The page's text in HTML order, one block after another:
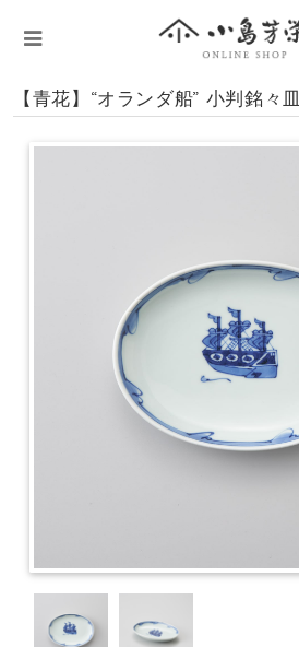
【青花】“オランダ船” 小判銘々皿